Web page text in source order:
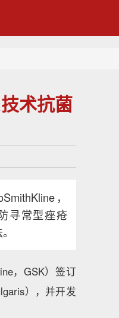
术抗菌
，
寻常型痤疮
，GSK）签订
），并开发